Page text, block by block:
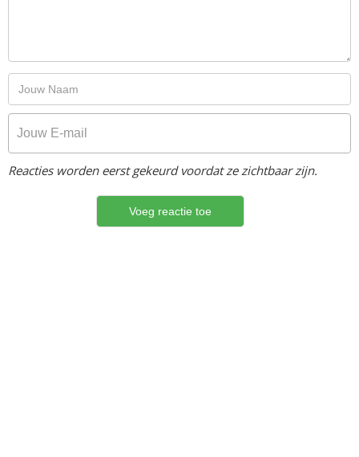
Reacties worden eerst gekeurd voordat ze zichtbaar zijn.